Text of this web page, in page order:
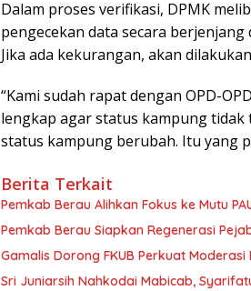
Dalam proses verifikasi, DPMK
pengecekan data secara
Jika ada kekurangan, akan
“Kami sudah rapat dengan OPD-
lengkap agar status kampung
status kampung berubah. Itu yang
Berita Terkait
Pemkab Berau Alihkan Fokus ke Mutu
Pemkab Berau Siapkan Regenerasi
Gamalis Dorong FKUB Perkuat
Sri Juniarsih Nahkodai Mabicab,